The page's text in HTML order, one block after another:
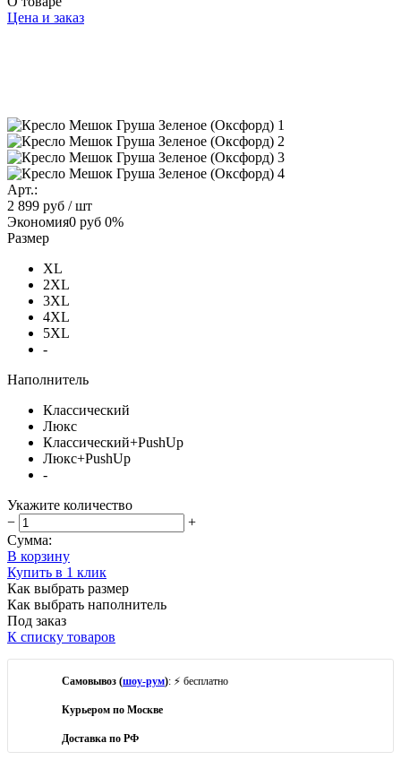
Цена и заказ
Арт.:
2 899 руб / шт
Экономия0 руб 0%
Размер
XL
2XL
3XL
4XL
5XL
-
Наполнитель
Классический
Люкс
Классический+PushUp
Люкс+PushUp
-
Укажите количество
−
+
Сумма:
В корзину
Купить в 1 клик
Как выбрать размер
Как выбрать наполнитель
Под заказ
К списку товаров
Самовывоз (шоу-рум): ⚡ бесплатно
Курьером по Москве
Доставка по РФ